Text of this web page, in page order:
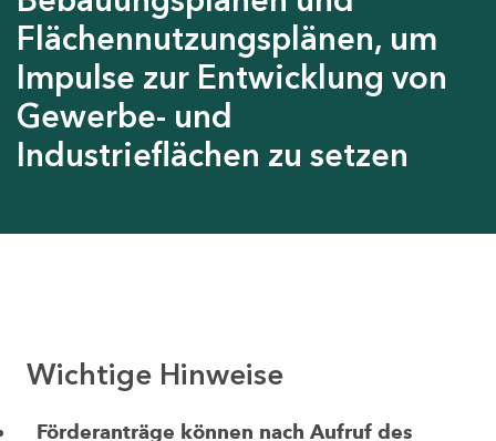
Flächennutzungsplänen, um
Impulse zur Entwicklung von
Gewerbe- und
Industrieflächen zu setzen
Wichtige Hinweise
Förderanträge können nach Aufruf des